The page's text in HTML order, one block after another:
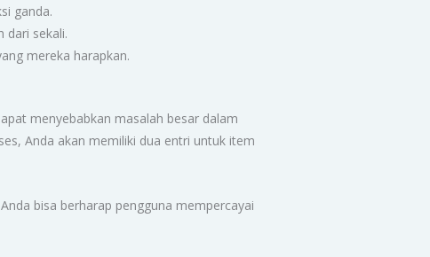
ganda.
dari sekali.
mereka harapkan.
menyebabkan masalah besar dalam
Anda akan memiliki dua entri untuk item
bisa berharap pengguna mempercayai